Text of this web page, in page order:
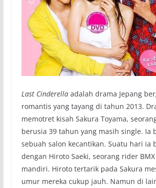
Last Cinderellaadalah drama Jepang
romantis yang tayang di tahun 2013.
memotret kisah Sakura Toyama,
berusia 39 tahun yang masih single. Ia
sebuah salon kecantikan. Suatu hari ia
dengan Hiroto Saeki, seorang rider
mandiri. Hiroto tertarik pada Sakura
umur mereka cukup jauh. Namun di